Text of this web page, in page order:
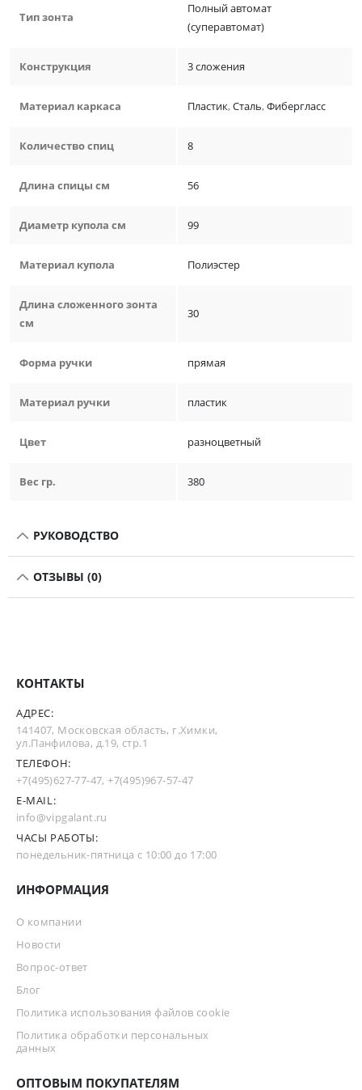
Тип зонта
Полный автомат
(суперавтомат)
Конструкция 3 сложения
Материал каркаса Пластик,Сталь,Фибергласс
Количество спиц 8
Длина спицы см 56
Диаметр купола см 99
Материал купола Полиэстер
Длина сложенного зонта
см
30
Форма ручки прямая
Материал ручки пластик
Цвет разноцветный
Вес гр. 380
РУКОВОДСТВО
ОТЗЫВЫ (0)
КОНТАКТЫ
АДРЕС:
141407, Московская область, г.Химки,
ул.Панфилова, д.19, стр.1
ТЕЛЕФОН:
+7(495)627-77-47,+7(495)967-57-47
E-MAIL:
info@vipgalant.ru
ЧАСЫ РАБОТЫ:
понедельник-пятница с 10:00 до 17:00
ИНФОРМАЦИЯ
О компании
Новости
Вопрос-ответ
Блог
Политика использования файлов cookie
Политика обработки персональных
данных
ОПТОВЫМ ПОКУПАТЕЛЯМ